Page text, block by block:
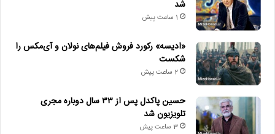
معاونت هنری وزارت فرهنگ، آنتونیو سانچز بندیتو گاسپر سفیر
پادشاهی اسپانیا در ایران از جمله حاضران در موزه هنرهای معاصر بودند
لینک خبر
شد
1 ساعت پیش
«ادیسه» رکورد فروش فیلم‌های نولان و آی‌مکس را
شکست
2 ساعت پیش
حسین پاکدل پس از ۳۳ سال دوباره مجری
تلویزیون شد
3 ساعت پیش